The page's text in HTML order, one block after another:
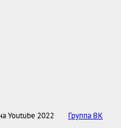
Youtube 2022
Группа ВК